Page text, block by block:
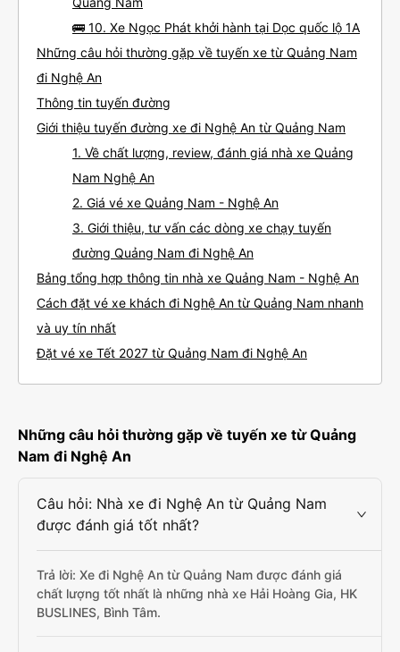
🚌 10. Xe Ngọc Phát khởi hành tại Dọc quốc lộ 1A
Những câu hỏi thường gặp về tuyến xe từ Quảng Nam
đi Nghệ An
Thông tin tuyến đường
Giới thiệu tuyến đường xe đi Nghệ An từ Quảng Nam
1. Về chất lượng, review, đánh giá nhà xe Quảng
Nam Nghệ An
2. Giá vé xe Quảng Nam - Nghệ An
3. Giới thiệu, tư vấn các dòng xe chạy tuyến
đường Quảng Nam đi Nghệ An
Bảng tổng hợp thông tin nhà xe Quảng Nam - Nghệ An
Cách đặt vé xe khách đi Nghệ An từ Quảng Nam nhanh
và uy tín nhất
Đặt vé xe Tết 2027 từ Quảng Nam đi Nghệ An
Những câu hỏi thường gặp về tuyến xe từ Quảng
Nam đi Nghệ An
Câu hỏi: Nhà xe đi Nghệ An từ Quảng Nam
được đánh giá tốt nhất?
Trả lời: Xe đi Nghệ An từ Quảng Nam được đánh giá
chất lượng tốt nhất là những nhà xe Hải Hoàng Gia, HK
BUSLINES, Bình Tâm.